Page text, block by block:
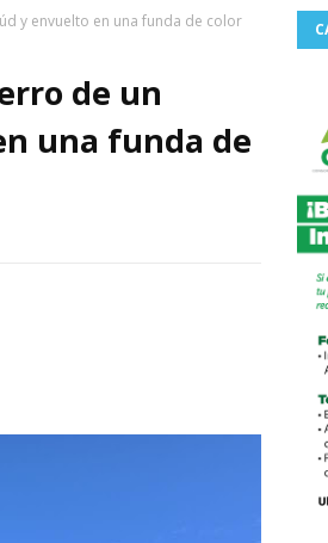
y envuelto en una funda de color
de un
una funda de